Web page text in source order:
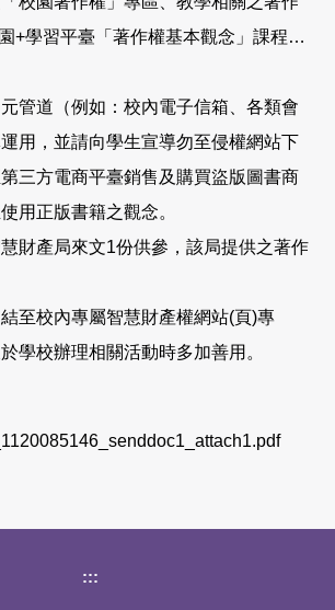
+學習平臺「著作權基本觀念」課程…
管道（例如：校內電子信箱、各類會
用，並請向學生宣導勿至侵權網站下
三方電商平臺銷售及購買盜版圖書商
用正版書籍之觀念。
財產局來文1份供參，該局提供之著作
至校內專屬智慧財產權網站(頁)專
學校辦理相關活動時多加善用。
:::下方網站資訊區塊